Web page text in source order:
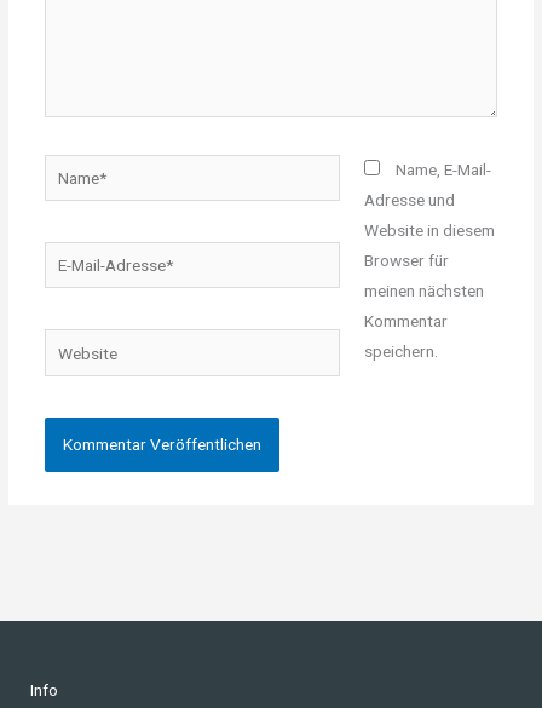
Mail-
Website
Name, E-Mail-
Adresse und
Website in diesem
Browser für
meinen nächsten
Kommentar
speichern.
Info